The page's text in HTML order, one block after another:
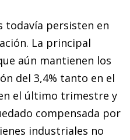
todavía persisten en
La principal
aún mantienen los
del 3,4% tanto en el
el último trimestre y
compensada por
industriales no